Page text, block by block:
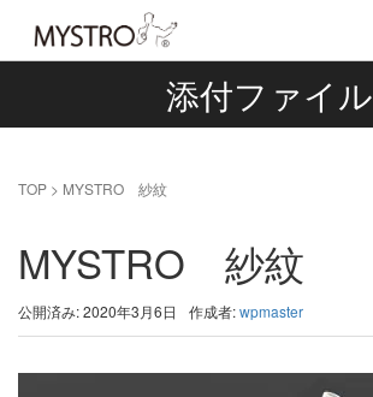
添付ファイル
TOP > MYSTRO 紗紋
MYSTRO 紗紋
公開済み: 2020年3月6日 作成者:wpmaster